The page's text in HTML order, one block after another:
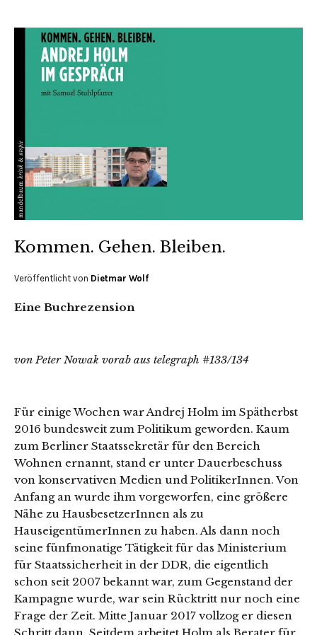
Kommen. Gehen. Bleiben.
Veröffentlicht von Dietmar Wolf
Eine Buchrezension
von Peter Nowak vorab aus telegraph #133/134
Für einige Wochen war Andrej Holm im Spätherbst
2016 bundesweit zum Politikum geworden. Kaum
zum Berliner Staatssekretär für den Bereich
Wohnen ernannt, stand er unter Dauerbeschuss
von konservativen Medien und PolitikerInnen. Von
Anfang an wurde ihm vorgeworfen, eine größere
Nähe zu HausbesetzerInnen als zu
HauseigentümerInnen zu haben. Als dann noch
seine fünfmonatige Tätigkeit für das Ministerium
für Staatssicherheit in der DDR, die eigentlich
schon seit 2007 bekannt war, zum Gegenstand der
Kampagne wurde, war sein Rücktritt nur noch eine
Frage der Zeit. Mitte Januar 2017 vollzog er diesen